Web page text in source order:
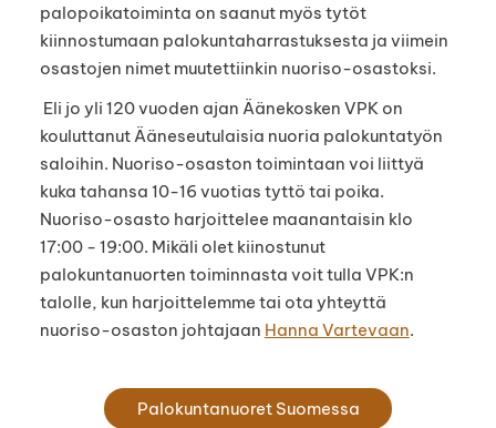
palopoikatoiminta on saanut myös tytöt
kiinnostumaan palokuntaharrastuksesta ja viimein
osastojen nimet muutettiinkin nuoriso-osastoksi.
Eli jo yli 120 vuoden ajan Äänekosken VPK on
kouluttanut Ääneseutulaisia nuoria palokuntatyön
saloihin. Nuoriso-osaston toimintaan voi liittyä
kuka tahansa 10-16 vuotias tyttö tai poika.
Nuoriso-osasto harjoittelee maanantaisin klo
17:00 - 19:00. Mikäli olet kiinostunut
palokuntanuorten toiminnasta voit tulla VPK:n
talolle, kun harjoittelemme tai ota yhteyttä
nuoriso-osaston johtajaan Hanna Vartevaan.
Palokuntanuoret Suomessa